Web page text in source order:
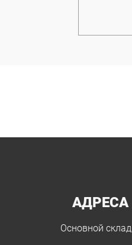
АДРЕСА
Основной склад